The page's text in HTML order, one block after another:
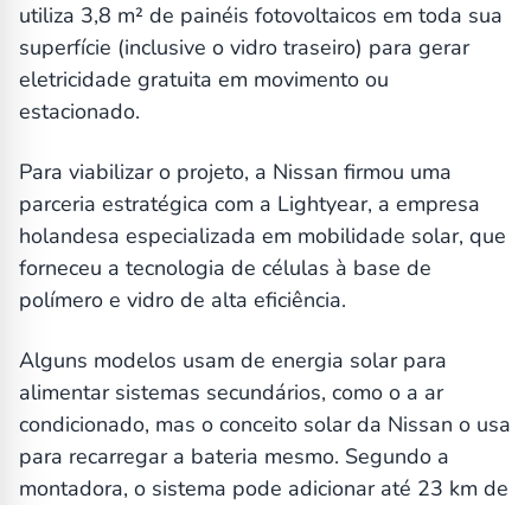
utiliza 3,8 m² de painéis fotovoltaicos em toda sua
superfície (inclusive o vidro traseiro) para gerar
eletricidade gratuita em movimento ou
estacionado.
Para viabilizar o projeto, a Nissan firmou uma
parceria estratégica com a Lightyear, a empresa
holandesa especializada em mobilidade solar, que
forneceu a tecnologia de células à base de
polímero e vidro de alta eficiência.
Alguns modelos usam de energia solar para
alimentar sistemas secundários, como o a ar
condicionado, mas o conceito solar da Nissan o usa
para recarregar a bateria mesmo. Segundo a
montadora, o sistema pode adicionar até 23 km de